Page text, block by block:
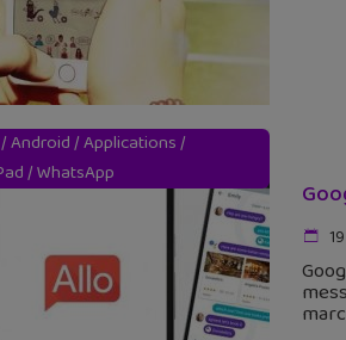
/Android/Applications/
/WhatsApp